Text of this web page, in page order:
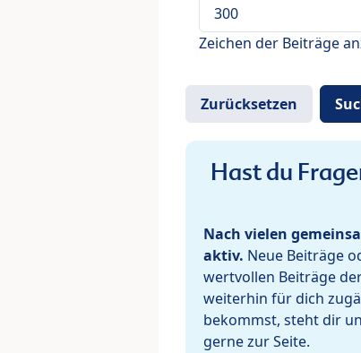
Zeichen der Beiträge
Hast du
Nach vielen
aktiv. Neue Beiträge
wertvollen Beiträge
weiterhin für dich
bekommst, steht dir
gerne zur Seite.